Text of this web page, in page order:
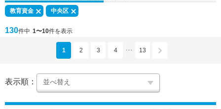
教育資金 中央区
130件中 1〜10件を表示
1 2 3 4 ･･･ 13
表示順：